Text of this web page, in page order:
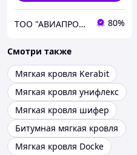
ТОО "АВИАПРОМСТАЛЬ" 80%
Смотри также
Мягкая кровля Kerabit
Мягкая кровля унифлекс
Мягкая кровля шифер
Битумная мягкая кровля
Мягкая кровля Docke